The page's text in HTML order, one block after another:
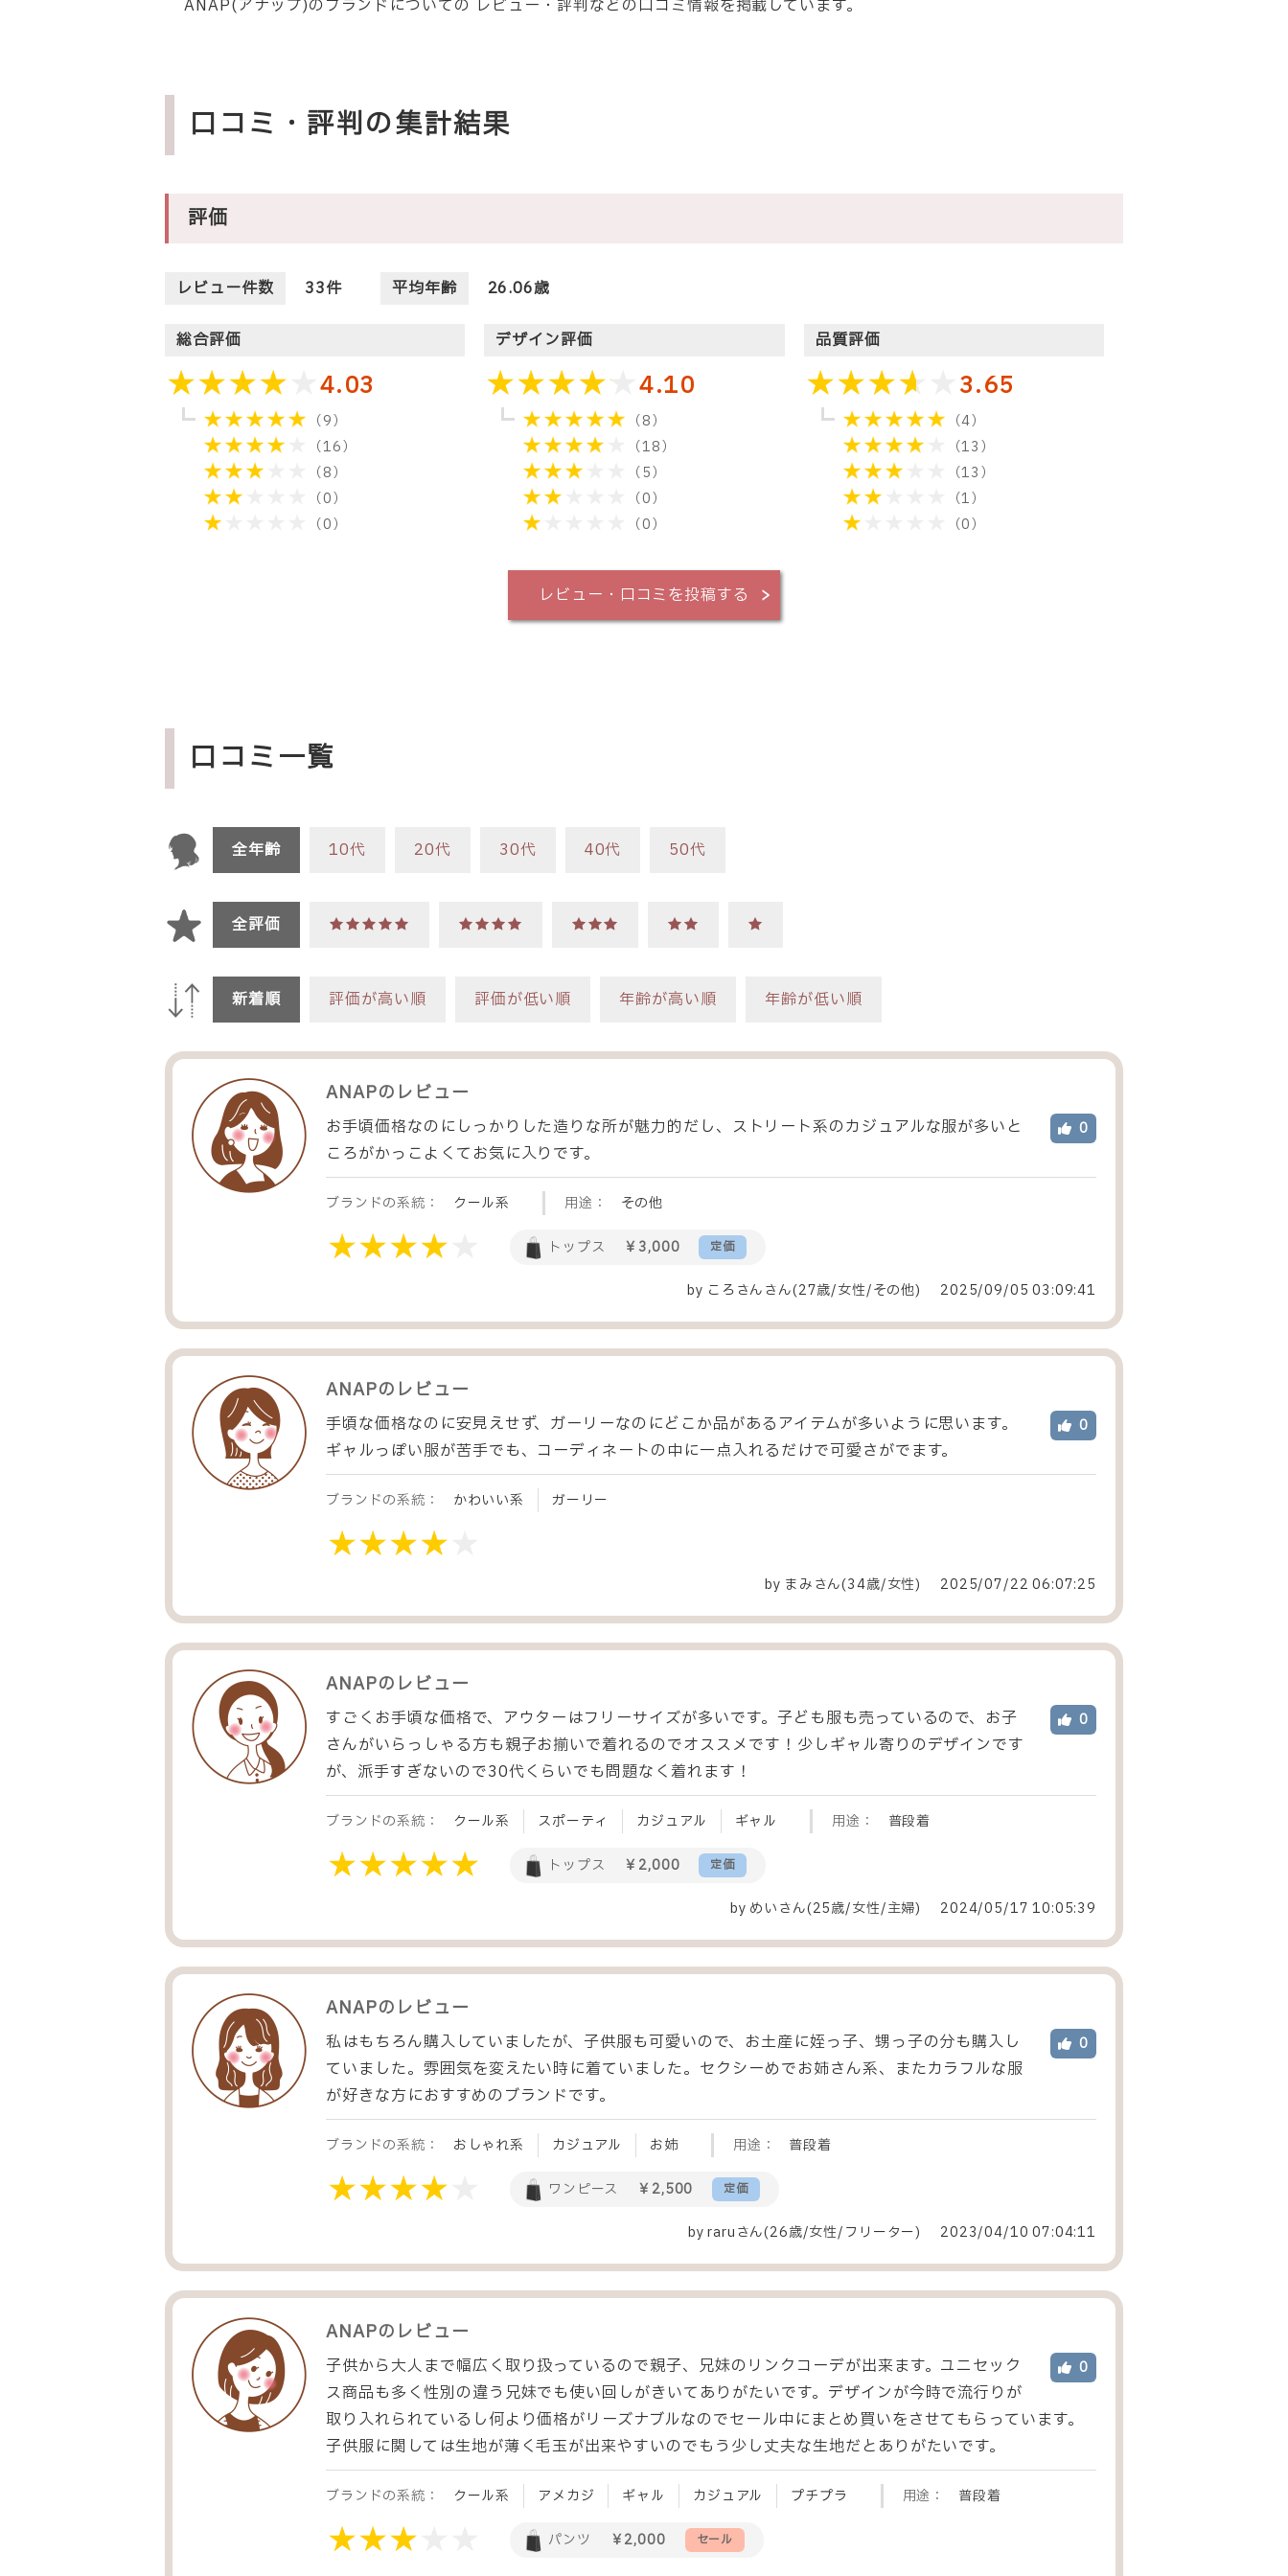
ANAP(アナップ)のブランドについての レビュー・評判などの口コミ情報を掲載しています。
口コミ・評判の集計結果
評価
レビュー件数 33件 平均年齢 26.06歳
総合評価
4.03
（9）
（16）
（8）
（0）
（0）
デザイン評価
4.10
（8）
（18）
（5）
（0）
（0）
品質評価
3.65
（4）
（13）
（13）
（1）
（0）
レビュー・口コミを投稿する
口コミ一覧
全年齢 10代 20代 30代 40代 50代
全評価 ★★★★★ ★★★★ ★★★ ★★ ★
新着順 評価が高い順 評価が低い順 年齢が高い順 年齢が低い順
ANAPのレビュー
0
お手頃価格なのにしっかりした造りな所が魅力的だし、ストリート系のカジュアルな服が多いと
ころがかっこよくてお気に入りです。
ブランドの系統： クール系 用途： その他
トップス ￥3,000 定価
by ころさんさん(27歳/女性/その他) 2025/09/05 03:09:41
ANAPのレビュー
0
手頃な価格なのに安見えせず、ガーリーなのにどこか品があるアイテムが多いように思います。
ギャルっぽい服が苦手でも、コーディネートの中に一点入れるだけで可愛さがでます。
ブランドの系統： かわいい系 ガーリー
by まみさん(34歳/女性) 2025/07/22 06:07:25
ANAPのレビュー
0
すごくお手頃な価格で、アウターはフリーサイズが多いです。子ども服も売っているので、お子
さんがいらっしゃる方も親子お揃いで着れるのでオススメです！少しギャル寄りのデザインです
が、派手すぎないので30代くらいでも問題なく着れます！
ブランドの系統： クール系 スポーティ カジュアル ギャル 用途： 普段着
トップス ￥2,000 定価
by めいさん(25歳/女性/主婦) 2024/05/17 10:05:39
ANAPのレビュー
0
私はもちろん購入していましたが、子供服も可愛いので、お土産に姪っ子、甥っ子の分も購入し
ていました。雰囲気を変えたい時に着ていました。セクシーめでお姉さん系、またカラフルな服
が好きな方におすすめのブランドです。
ブランドの系統： おしゃれ系 カジュアル お姉 用途： 普段着
ワンピース ￥2,500 定価
byraruさん(26歳/女性/フリーター) 2023/04/10 07:04:11
ANAPのレビュー
0
子供から大人まで幅広く取り扱っているので親子、兄妹のリンクコーデが出来ます。ユニセック
ス商品も多く性別の違う兄妹でも使い回しがきいてありがたいです。デザインが今時で流行りが
取り入れられているし何より価格がリーズナブルなのでセール中にまとめ買いをさせてもらっています。
子供服に関しては生地が薄く毛玉が出来やすいのでもう少し丈夫な生地だとありがたいです。
ブランドの系統： クール系 アメカジ ギャル カジュアル プチプラ 用途： 普段着
パンツ ￥2,000 セール